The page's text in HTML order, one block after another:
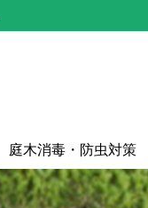
庭木消毒・防虫対策